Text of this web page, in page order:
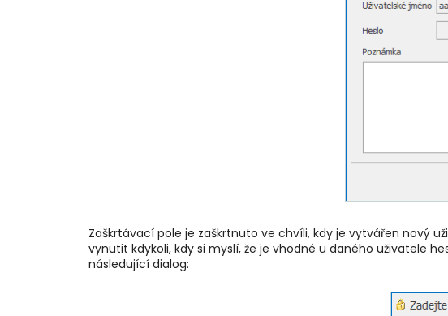
Zaškrtávací pole je zaškrtnuto ve chvíli, kdy je vytvářen nový
vynutit kdykoli, kdy si myslí, že je vhodné u daného uživatele
následující dialog: